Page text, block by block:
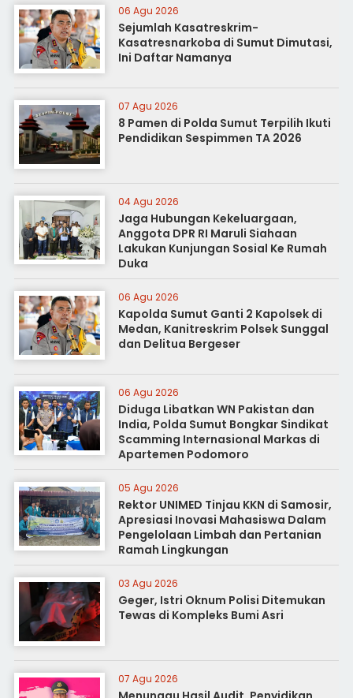
06 Agu 2026
Sejumlah Kasatreskrim-
Kasatresnarkoba di Sumut Dimutasi,
Ini Daftar Namanya
07 Agu 2026
8 Pamen di Polda Sumut Terpilih Ikuti
Pendidikan Sespimmen TA 2026
04 Agu 2026
Jaga Hubungan Kekeluargaan,
Anggota DPR RI Maruli Siahaan
Lakukan Kunjungan Sosial Ke Rumah
Duka
06 Agu 2026
Kapolda Sumut Ganti 2 Kapolsek di
Medan, Kanitreskrim Polsek Sunggal
dan Delitua Bergeser
06 Agu 2026
Diduga Libatkan WN Pakistan dan
India, Polda Sumut Bongkar Sindikat
Scamming Internasional Markas di
Apartemen Podomoro
05 Agu 2026
Rektor UNIMED Tinjau KKN di Samosir,
Apresiasi Inovasi Mahasiswa Dalam
Pengelolaan Limbah dan Pertanian
Ramah Lingkungan
03 Agu 2026
Geger, Istri Oknum Polisi Ditemukan
Tewas di Kompleks Bumi Asri
07 Agu 2026